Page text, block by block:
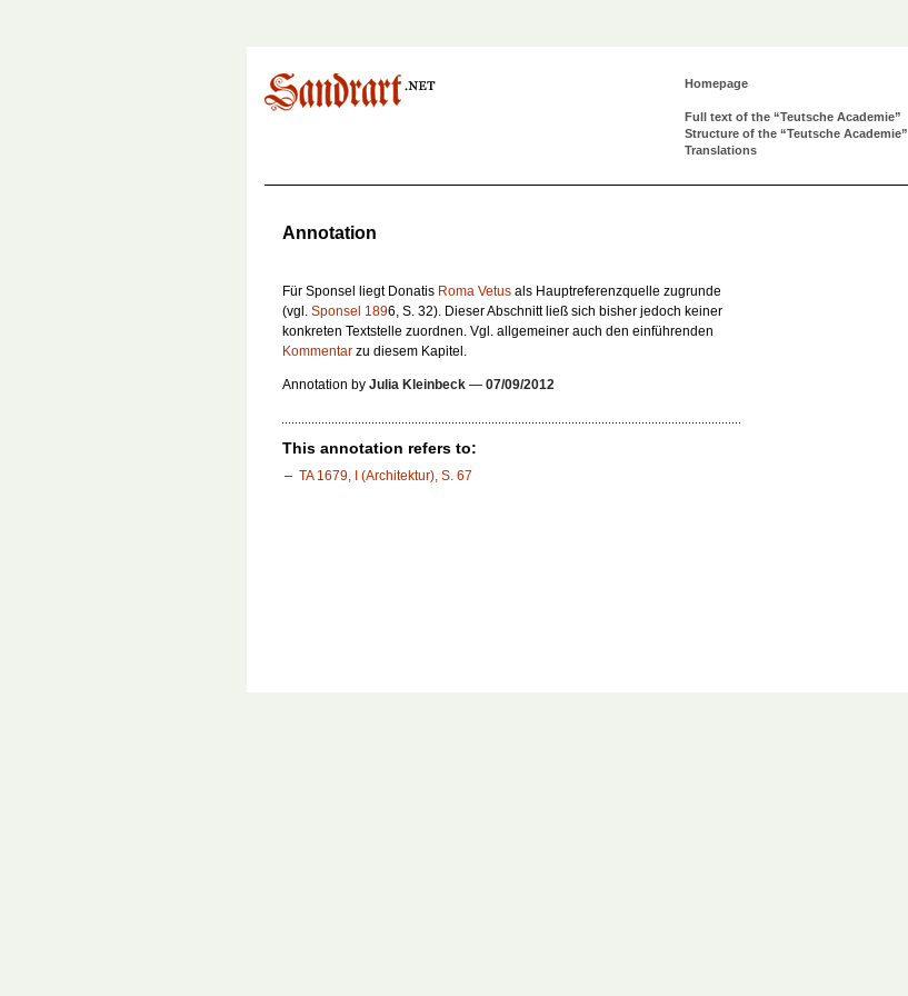
Homepage
Full text of the “Teutsche Academie”
Structure of the “Teutsche Academie”
Translations
Annotation
Für Sponsel liegt Donatis Roma Vetus als Hauptreferenzquelle zugrunde
(vgl. Sponsel 1896, S. 32). Dieser Abschnitt ließ sich bisher jedoch keiner
konkreten Textstelle zuordnen. Vgl. allgemeiner auch den einführenden
Kommentar zu diesem Kapitel.
Annotation by Julia Kleinbeck — 07/09/2012
This annotation refers to:
TA 1679, I (Architektur), S. 67